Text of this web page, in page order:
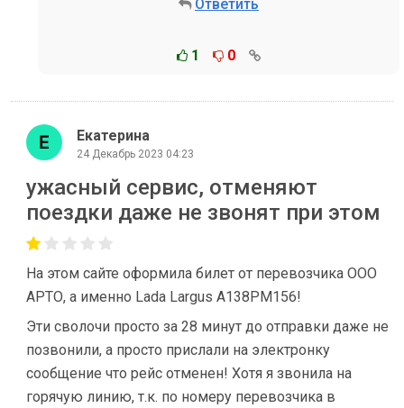
Ответить
1 0
Екатерина
24 Декабрь 2023 04:23
ужасный сервис, отменяют
поездки даже не звонят при этом
На этом сайте оформила билет от перевозчика ООО
АРТО, а именно Lada Largus A138PM156!
Эти сволочи просто за 28 минут до отправки даже не
позвонили, а просто прислали на электронку
сообщение что рейс отменен! Хотя я звонила на
горячую линию, т.к. по номеру перевозчика в